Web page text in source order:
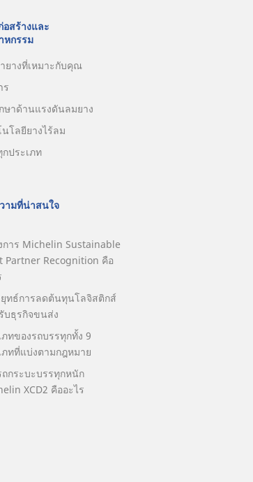
อสร้างและ
หกรรม
ยางที่เหมาะกับคุณ
ร
ษาด้านแรงดันลมยาง
นโลยียางไร้ลม
กประเภท
ามที่น่าสนใจ
การ Michelin Sustainable
Partner Recognition คือ
ทธ์การลดต้นทุนโลจิสติกส์
บธุรกิจขนส่ง
ภทของรถบรรทุกทั้ง 9
ภทที่แบ่งตามกฎหมาย
ถกระบะบรรทุกหนัก
XCD2 คืออะไร